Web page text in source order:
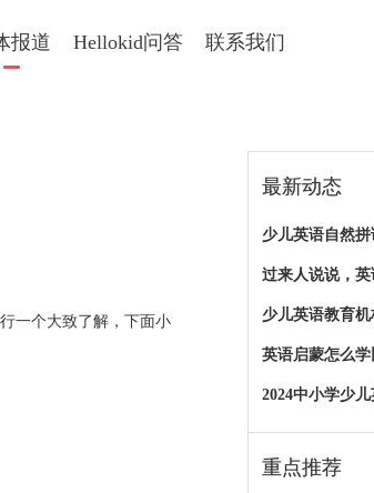
报道 Hellokid问答 联系我们
一个大致了解，下面小
最新动态
少儿英语自然
过来人说说，
少儿英语教育
英语启蒙怎么
2024中小学少
重点推荐